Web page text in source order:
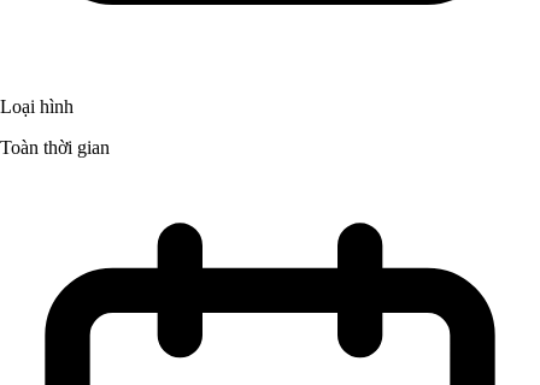
Loại hình
Toàn thời gian